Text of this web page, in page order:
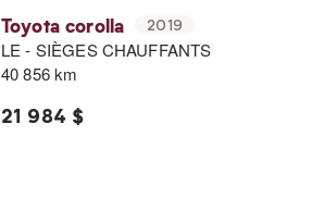
Toyota corolla 2019
LE - SIÈGES CHAUFFANTS
40 856 km
21 984 $